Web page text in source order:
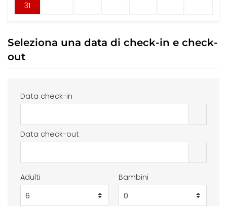
31
Seleziona una data di check-in e check-
out
Data check-in
Data check-out
Adulti Bambini